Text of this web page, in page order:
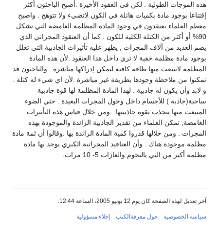
هذه الموجات الطولية . لكن في العقود الأخيرة .أصبح الباحثون أكثر
إقتناعا بوجود مادة بكميات هائلة في الكون لاتضيء ولا تتوهج . واصبح
معظم العلماء بعتقدون في وجود المادة المظلمة الغامضة التي تشكل
90% أو أكثر من الكتلة الكلية للكون . كما أن العنقود المجراتي الذي
يضم العديد من آلاف المجرات , يظهر عليه تأثيرات الجاذبية التي تعلل
بوجود مادة مظلمة خفية لا تري داخل هذا العنقود .لأن هذه المادة
المظلمة لاينبعث منها طاقة كافية ليمكن إدراكها مباشرة . والباحثون قد
تمكنوا من ملاحظة وجودها بطريقة غير مباشرة .لأن اي شيء له كتلة .
و لابد وأن يكون له جاذبية . لهذا المادة المظلمة لها قوة جاذبية
ساحبة(جاذبة ) للأجسام داخل وحول المجرات البعيدة . حتي الضوء
المنبعث منها ينجذب بقوة جاذبيتها. .ومن خلال قياس هذه التأثيرات
الغامضة, تمكن العلماء من تقدير الجاذبية الزائدة والموجودة بهذه
المجرات . ومن خلالها قدروا كمية المادة الزائدة بها .وقالوا أن ثمة مادة
مظلمة موجودة هناك . وأن العناقيد المجراتية الكبري يوجد بها مادة
مظلمة أكبر من التي بالنجوم والغازات 5- 10 مرات.
آخر تعديل لهذه الصفحة كان يوم 12 يونيو 2005، الساعة 12:44.
سياسة الخصوصية حول معرفةالكتب إخلاء مسؤولية